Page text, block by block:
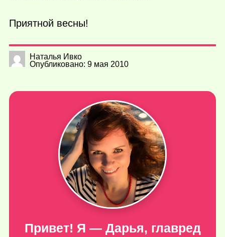
Приятной весны!
Наталья Ивко
Опубликовано: 9 мая 2010
Привет! Я — Дарья, главред